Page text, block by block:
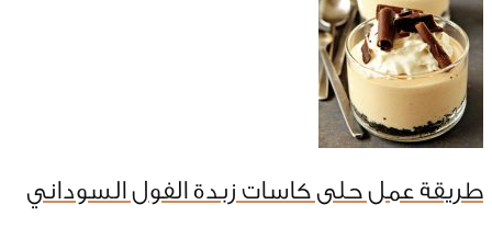
طريقة عمل حلى كاسات زبدة الفول السوداني